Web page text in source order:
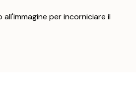
per incorniciare il